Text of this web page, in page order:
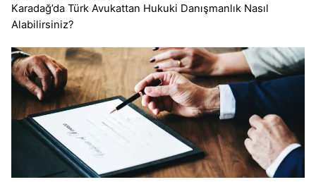
Karadağ’da Türk Avukattan Hukuki Danışmanlık Nasıl
Alabilirsiniz?